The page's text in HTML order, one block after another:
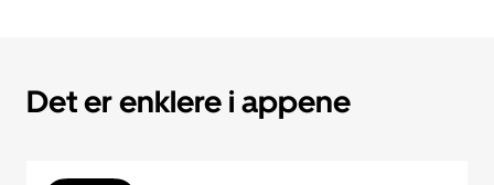
Det er enklere i appene